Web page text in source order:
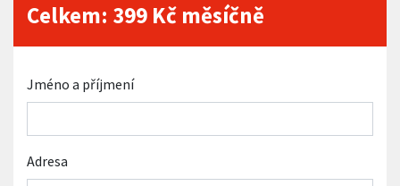
Celkem: 399 Kč měsíčně
Jméno a příjmení
Adresa